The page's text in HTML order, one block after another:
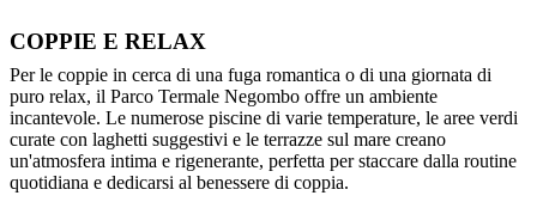
COPPIE E RELAX
Per le coppie in cerca di una fuga romantica o di una giornata di
puro relax, il Parco Termale Negombo offre un ambiente
incantevole. Le numerose piscine di varie temperature, le aree verdi
curate con laghetti suggestivi e le terrazze sul mare creano
un'atmosfera intima e rigenerante, perfetta per staccare dalla routine
quotidiana e dedicarsi al benessere di coppia.